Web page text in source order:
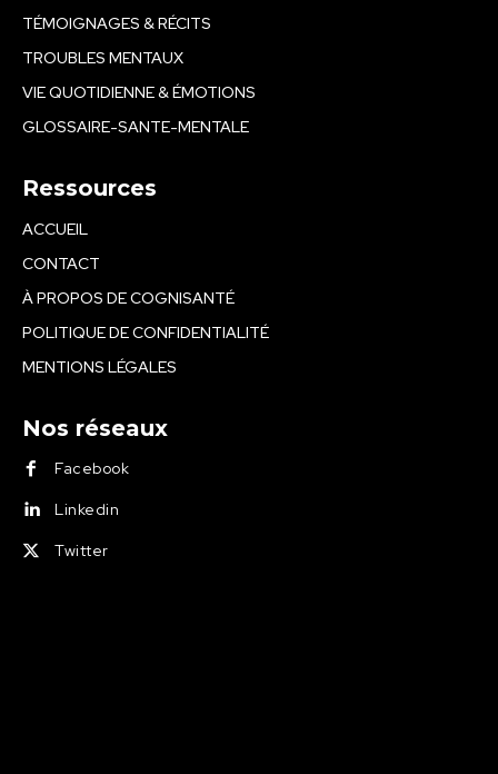
TÉMOIGNAGES & RÉCITS
TROUBLES MENTAUX
VIE QUOTIDIENNE & ÉMOTIONS
GLOSSAIRE-SANTE-MENTALE
Ressources
ACCUEIL
CONTACT
À PROPOS DE COGNISANTÉ
POLITIQUE DE CONFIDENTIALITÉ
MENTIONS LÉGALES
Nos réseaux
Facebook
Linkedin
Twitter